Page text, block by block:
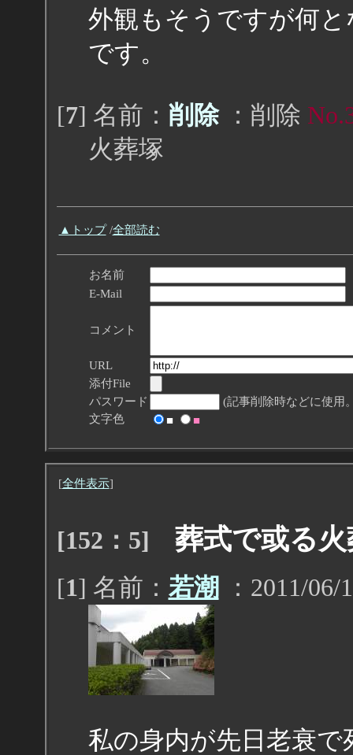
外観もそうですが何
です。
[7] 名前： 削除：削除
火葬塚
▲トップ/全部読む
お名前
E-Mail
コメント
URL
添付File
パスワード
(記事削除時などに使用
文字色
■ ■
[全件表示]
[152：5] 葬式で或る
[1] 名前： 若潮 ：2011/
私の身内が先日老衰